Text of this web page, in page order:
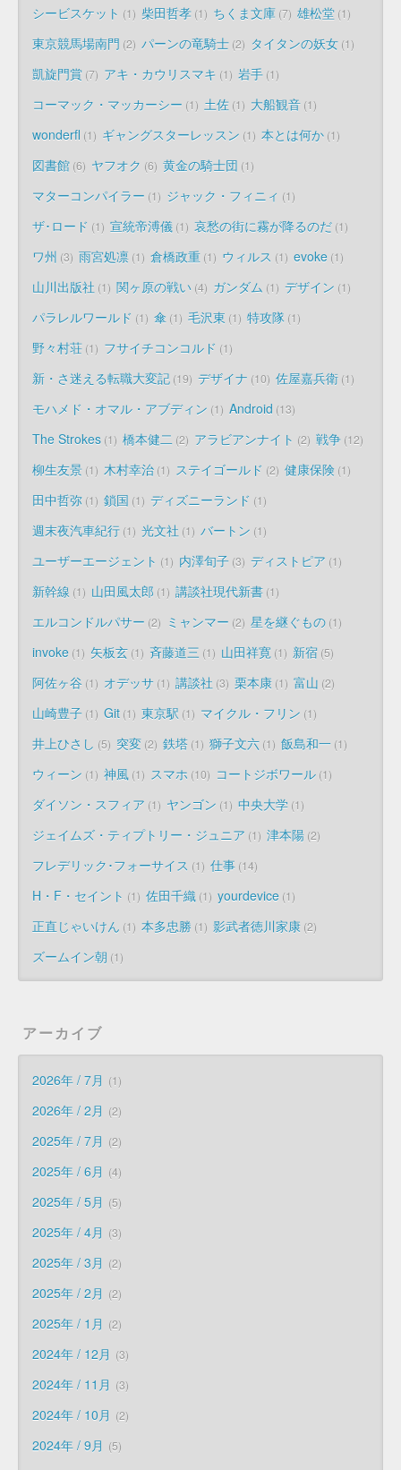
シービスケット 1 柴田哲孝 1 ちくま文庫 7 雄松堂 1
東京競馬場南門 2 パーンの竜騎士 2 タイタンの妖女 1
凱旋門賞 7 アキ・カウリスマキ 1 岩手 1
コーマック・マッカーシー 1 土佐 1 大船観音 1
wonderfl 1 ギャングスターレッスン 1 本とは何か 1
図書館 6 ヤフオク 6 黄金の騎士団 1
マターコンパイラー 1 ジャック・フィニィ 1
ザ･ロード 1 宣統帝溥儀 1 哀愁の街に霧が降るのだ 1
ワ州 3 雨宮処凛 1 倉橋政重 1 ウィルス 1 evoke 1
山川出版社 1 関ヶ原の戦い 4 ガンダム 1 デザイン 1
パラレルワールド 1 傘 1 毛沢東 1 特攻隊 1
野々村荘 1 フサイチコンコルド 1
新・さ迷える転職大変記 19 デザイナ 10 佐屋嘉兵衛 1
モハメド・オマル・アブディン 1 Android 13
The Strokes 1 橋本健二 2 アラビアンナイト 2 戦争 12
柳生友景 1 木村幸治 1 ステイゴールド 2 健康保険 1
田中哲弥 1 鎖国 1 ディズニーランド 1
週末夜汽車紀行 1 光文社 1 バートン 1
ユーザーエージェント 1 内澤旬子 3 ディストピア 1
新幹線 1 山田風太郎 1 講談社現代新書 1
エルコンドルパサー 2 ミャンマー 2 星を継ぐもの 1
invoke 1 矢板玄 1 斉藤道三 1 山田祥寛 1 新宿 5
阿佐ヶ谷 1 オデッサ 1 講談社 3 栗本康 1 富山 2
山崎豊子 1 Git 1 東京駅 1 マイクル・フリン 1
井上ひさし 5 突変 2 鉄塔 1 獅子文六 1 飯島和一 1
ウィーン 1 神風 1 スマホ 10 コートジボワール 1
ダイソン・スフィア 1 ヤンゴン 1 中央大学 1
ジェイムズ・ティプトリー・ジュニア 1 津本陽 2
フレデリック･フォーサイス 1 仕事 14
H・F・セイント 1 佐田千織 1 yourdevice 1
正直じゃいけん 1 本多忠勝 1 影武者徳川家康 2
ズームイン朝 1
アーカイブ
2026年 / 7月 1
2026年 / 2月 2
2025年 / 7月 2
2025年 / 6月 4
2025年 / 5月 5
2025年 / 4月 3
2025年 / 3月 2
2025年 / 2月 2
2025年 / 1月 2
2024年 / 12月 3
2024年 / 11月 3
2024年 / 10月 2
2024年 / 9月 5